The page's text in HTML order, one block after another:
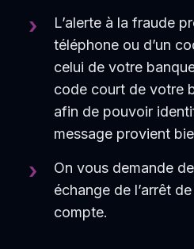
L’alerte à la fraude
téléphone ou d’un
celui de votre
code court de votre
afin de pouvoir
message provient
On vous demande
échange de l’arrêt
compte.